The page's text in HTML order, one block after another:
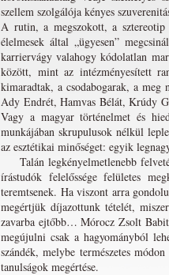
szellem szolgálója kényes
A rutin, a megszokott, a
élelmesek által „ügyesen”
karriervágy valahogy kódolatlan
között, mint az intézményesített
kimaradtak, a csodabogarak, a
Ady Endrét, Hamvas Bélát, Krúdy
Vagy a magyar történelmet és
munkájában skrupulusok nélkül
az esztétikai minőséget: egyik
Talán legkényelmetlenebb
írástudók felelőssége felületes
teremtsenek. Ha viszont arra
megértjük díjazottunk tételét,
zavarba ejtőbb… Mórocz Zsolt
megújulni csak a hagyományból
szándék, melybe természetes
tanulságok megértése.